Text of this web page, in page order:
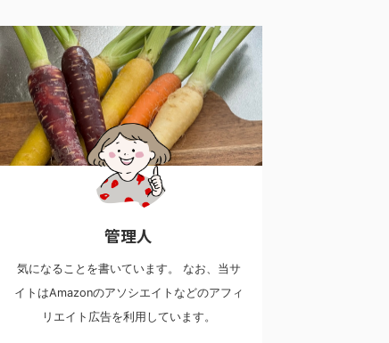
管理人
気になることを書いています。 なお、当サ
イトはAmazonのアソシエイトなどのアフィ
リエイト広告を利用しています。